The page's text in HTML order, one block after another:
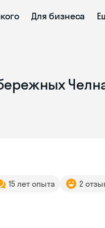
Для бизнеса
15 лет опыта 2